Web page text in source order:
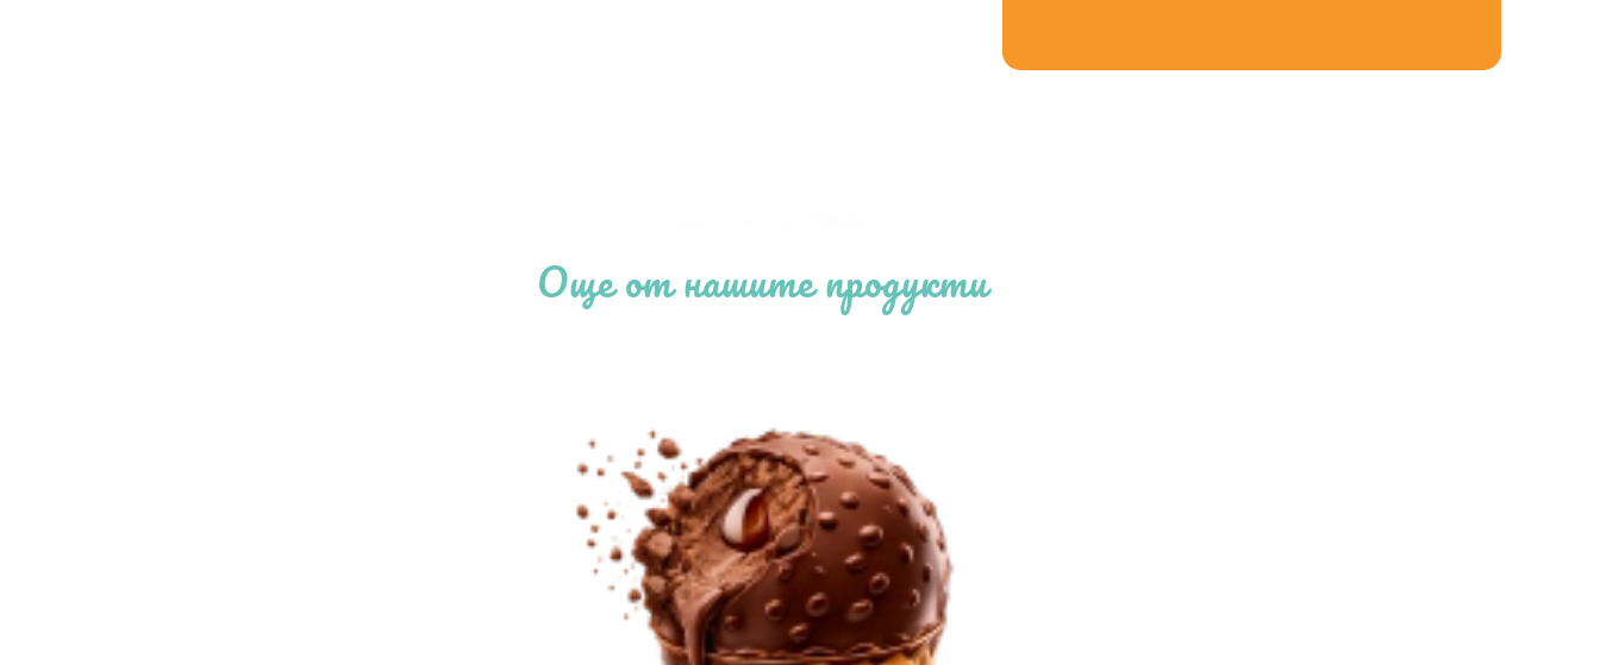
Още от нашите продукти